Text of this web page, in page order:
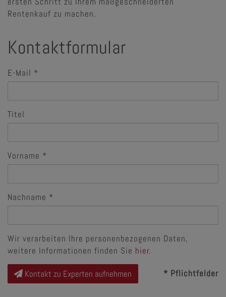
Rentenkauf zu machen.
Kontaktformular
E-Mail
Titel
Vorname
Nachname
Wir verarbeiten Ihre personenbezogenen Daten,
weitere Informationen finden Sie hier.
Kontakt zu Experten aufnehmen * Pflichtfelder